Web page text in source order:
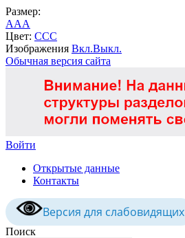
Размер:
AAA
Цвет: CCC
Изображения Вкл.Выкл.
Обычная версия сайта
Войти
Открытые данные
Контакты
Версия для слабовидящих
Поиск